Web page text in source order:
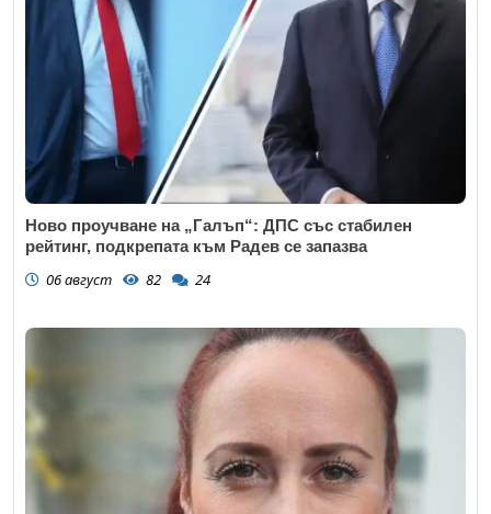
Ново проучване на „Галъп“: ДПС със стабилен
рейтинг, подкрепата към Радев се запазва
06 август 82 24